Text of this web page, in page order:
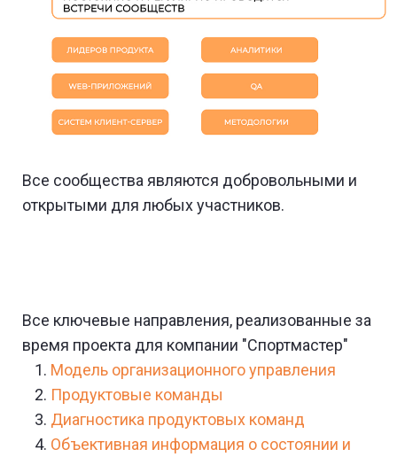
Все сообщества являются добровольными и
открытыми для любых участников.
Все ключевые направления, реализованные за
время проекта для компании "Спортмастер"
Модель организационного управления
Продуктовые команды
Диагностика продуктовых команд
Объективная информация о состоянии и